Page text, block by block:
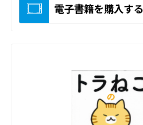
電子書籍を購入する